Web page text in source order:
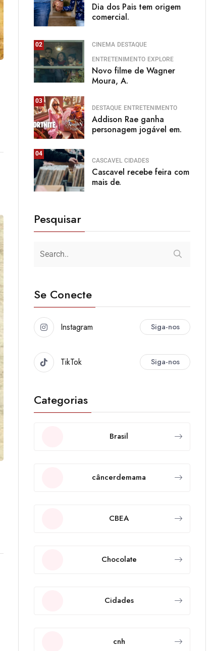
Dia dos Pais tem origem
comercial.
02 CINEMA DESTAQUE
ENTRETENIMENTO EXPLORE
Novo filme de Wagner
Moura, A.
03
DESTAQUE ENTRETENIMENTO
Addison Rae ganha
personagem jogável em.
04
CASCAVEL CIDADES
Cascavel recebe feira com
mais de.
Pesquisar
Se Conecte
Instagram Siga-nos
TikTok Siga-nos
Categorias
Brasil
câncerdemama
CBEA
Chocolate
Cidades
cnh